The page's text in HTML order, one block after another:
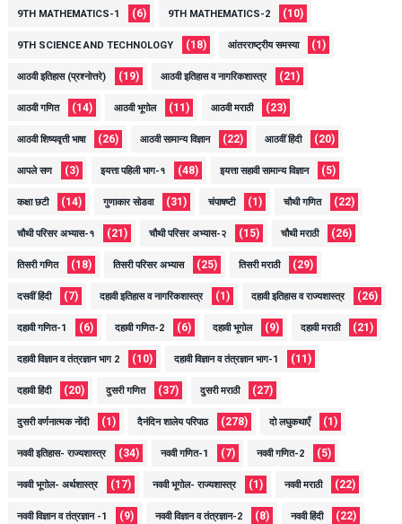
9TH MATHEMATICS-1 (6) 9TH MATHEMATICS-2 (10)
9TH SCIENCE AND TECHNOLOGY (18) आंतरराष्ट्रीय समस्या (1)
आठवी इतिहास (प्रश्नोत्तरे) (19) आठवी इतिहास व नागरिकशास्त्र (21)
आठवी गणित (14) आठवी भूगोल (11) आठवी मराठी (23)
आठवी शिष्यवृत्ती भाषा (26) आठवी सामान्य विज्ञान (22) आठवीं हिंदी (20)
आपले सण (3) इयत्ता पहिली भाग-१ (48) इयत्ता सहावी सामान्य विज्ञान (5)
कक्षा छटी (14) गुणाकार सोडवा (31) चंपाषष्टी (1) चौथी गणित (22)
चौथी परिसर अभ्यास-१ (21) चौथी परिसर अभ्यास-२ (15) चौथी मराठी (26)
तिसरी गणित (18) तिसरी परिसर अभ्यास (25) तिसरी मराठी (29)
दसवीं हिंदी (7) दहावी इतिहास व नागरिकशास्त्र (1) दहावी इतिहास व राज्यशास्त्र (26)
दहावी गणित-1 (6) दहावी गणित-2 (6) दहावी भूगोल (9) दहावी मराठी (21)
दहावी विज्ञान व तंत्रज्ञान भाग 2 (10) दहावी विज्ञान व तंत्रज्ञान भाग-1 (11)
दहावी हिंदी (20) दुसरी गणित (37) दुसरी मराठी (27)
दुसरी वर्णनात्मक नोंदी (1) दैनंदिन शालेय परिपाठ (278) दो लघुकथाएँ (1)
नववी इतिहास- राज्यशास्त्र (34) नववी गणित-1 (7) नववी गणित-2 (5)
नववी भूगोल- अर्थशास्त्र (17) नववी भूगोल- राज्यशास्त्र (1) नववी मराठी (22)
नववी विज्ञान व तंत्रज्ञान -1 (9) नववी विज्ञान व तंत्रज्ञान-2 (8) नववी हिंदी (22)